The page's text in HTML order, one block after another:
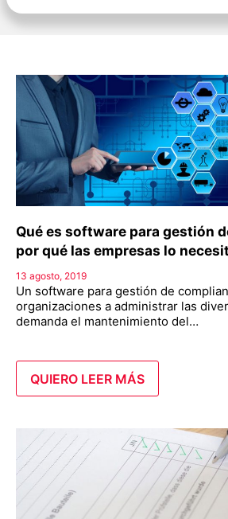
Qué es software para gestión
por qué las empresas lo
13 agosto, 2019
Un software para gestión de
organizaciones a administrar las
demanda el mantenimiento del…
QUIERO LEER MÁS